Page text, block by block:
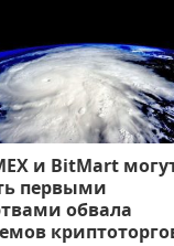
и BitMart
первыми
обвала